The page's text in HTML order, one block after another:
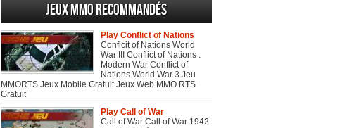
Jeux MMO recommandés
Play Conflict of Nations
Conflcit of Nations World
War III Conflict of Nations :
Modern War Conflict of
Nations World War 3 Jeu
MMORTS Jeux Mobile Gratuit Jeux Web MMO RTS
Gratuit
Play Call of War
Call of War Call of War 1942